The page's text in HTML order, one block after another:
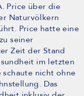
Price über die
Naturvölkern
Price hatte eine
seiner
Zeit der Stand
im letzten
nicht ohne
Das